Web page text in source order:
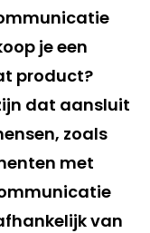
je een
product?
dat aansluit
zoals
met
van